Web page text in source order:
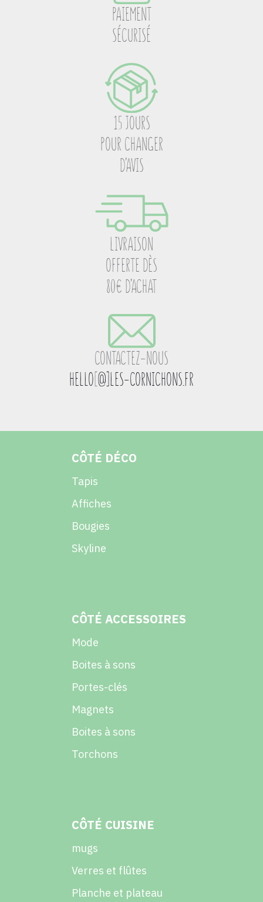
PAIEMENT
SÉCURISÉ
15 JOURS
POUR CHANGER
D’AVIS
LIVRAISON
OFFERTE DÈS
80€ D’ACHAT
CONTACTEZ-NOUS
HELLO[@]LES-CORNICHONS.FR
CÔTÉ DÉCO
Tapis
Affiches
Bougies
Skyline
CÔTÉ ACCESSOIRES
Mode
Boites à sons
Portes-clés
Magnets
Boites à sons
Torchons
CÔTÉ CUISINE
mugs
Verres et flûtes
Planche et plateau